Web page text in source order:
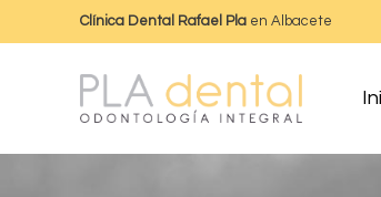
Clínica Dental Rafael Pla en Albacete